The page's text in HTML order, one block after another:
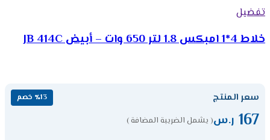
تفضيل
خلاط 4*1 امبكس 1.8 لتر 650 وات – أبيض JB 414C
سعر المنتج ٪13 خصم
167 ر.س( يشمل الضريبة المضافة )